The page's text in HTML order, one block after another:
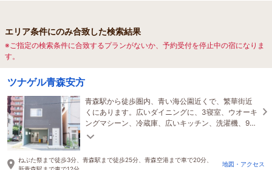
エリア条件にのみ合致した検索結果
※ご指定の検索条件に合致するプランがないか、予約受付を停止中の宿になりま
す。
ツナゲル青森安方
青森駅から徒歩圏内、青い海公園近くで、繁華街近
くにあります。広いダイニングに、3寝室、ウオーキ
ングマシーン、冷蔵庫、広いキッチン、洗濯機、9人
定員ですので、大家族やグループで長期間でも快適
ねぶた祭まで徒歩3分、青森駅まで徒歩25分、青森空港まで車で20分、
地図・アクセス